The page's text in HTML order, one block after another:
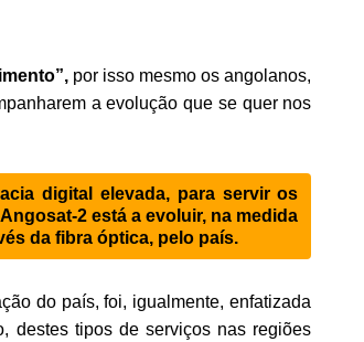
por isso mesmo os angolanos,
a evolução que se quer nos
digital elevada, para servir os
2 está a evoluir, na medida
da fibra óptica, pelo país.
do país, foi, igualmente, enfatizada
destes tipos de serviços nas regiões